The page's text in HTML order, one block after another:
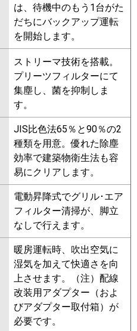
は、待機中のもう1台がた
だちにバックアップ運転
を開始します。
ストリーマ技術を搭載。
プリーツフィルターにて
集塵し、菌を抑制しま
す。
JIS比色法65％と90％の2
種類を用意。優れた除塵
効率で建築物衛生法も容
易にクリアします。
電動昇降式でグリル･エア
フィルター清掃が、脚立
なしで行えます。
暖房運転時、吹出空気に
湿気を加えて快適さを向
上させます。（注）配線
改装用アダプター（およ
びアダプター取付箱）が
必要です。